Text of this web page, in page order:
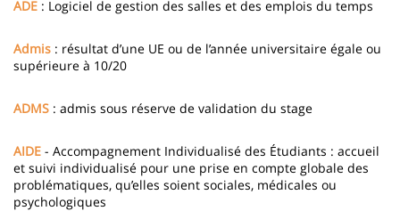
principale
ADE : Logiciel de gestion des salles et des emplois du temps
Admis : résultat d’une UE ou de l’année universitaire égale ou
supérieure à 10/20
ADMS : admis sous réserve de validation du stage
AIDE - Accompagnement Individualisé des Étudiants : accueil
et suivi individualisé pour une prise en compte globale des
problématiques, qu’elles soient sociales, médicales ou
psychologiques